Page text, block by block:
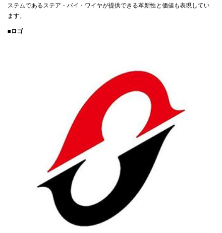
ステムであるステア・バイ・ワイヤが提供できる革新性と価値も表現してい
ます。
■ロゴ